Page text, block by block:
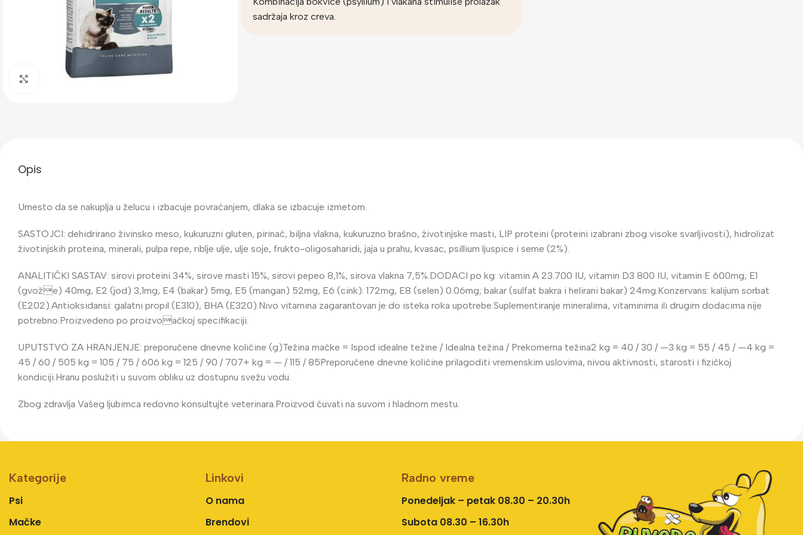
Klik za uvećanje
sadržaja kroz creva.
Opis
Umesto da se nakuplja u želucu i izbacuje povraćanjem, dlaka se izbacuje izmetom.
SASTOJCI: dehidrirano živinsko meso, kukuruzni gluten, pirinač, biljna vlakna, kukuruzno brašno, životinjske masti, LIP proteini (proteini izabrani zbog visoke svarljivosti), hidrolizat
životinjskih proteina, minerali, pulpa repe, riblje ulje, ulje soje, frukto-oligosaharidi, jaja u prahu, kvasac, psillium ljuspice i seme (2%).
ANALITIČKI SASTAV: sirovi proteini 34%, sirove masti 15%, sirovi pepeo 8,1%, sirova vlakna 7,5%.DODACI po kg: vitamin A 23.700 IU, vitamin D3 800 IU, vitamin E 600mg; E1
(gvože) 40mg, E2 (jod) 3,1mg, E4 (bakar) 5mg, E5 (mangan) 52mg, E6 (cink): 172mg, E8 (selen) 0.06mg; bakar (sulfat bakra i helirani bakar) 24mg.Konzervans: kalijum sorbat
(E202).Antioksidansi: galatni propil (E310), BHA (E320).Nivo vitamina zagarantovan je do isteka roka upotrebe.Suplementiranje mineralima, vitaminima ili drugim dodacima nije
potrebno.Proizvedeno po proizvoačkoj specifikaciji.
UPUTSTVO ZA HRANJENJE: preporučene dnevne količine (g)Težina mačke = Ispod idealne težine / Idealna težina / Prekomerna težina2 kg = 40 / 30 / —3 kg = 55 / 45 / —4 kg =
45 / 60 / 505 kg = 105 / 75 / 606 kg = 125 / 90 / 707+ kg = — / 115 / 85Preporučene dnevne količine prilagoditi vremenskim uslovima, nivou aktivnosti, starosti i fizičkoj
kondiciji.Hranu poslužiti u suvom obliku uz dostupnu svežu vodu.
Zbog zdravlja Vašeg ljubimca redovno konsultujte veterinara.Proizvod čuvati na suvom i hladnom mestu.
Kategorije
Psi
Mačke
Linkovi
O nama
Brendovi
Radno vreme
Ponedeljak – petak 08.30 – 20.30h
Subota 08.30 – 16.30h